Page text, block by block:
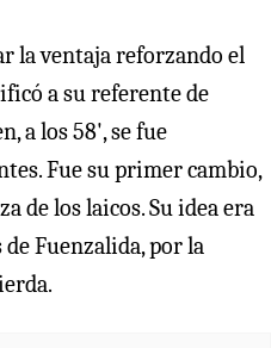
la ventaja reforzando el
a su referente de
a los 58', se fue
Fue su primer cambio,
de los laicos. Su idea era
Fuenzalida, por la